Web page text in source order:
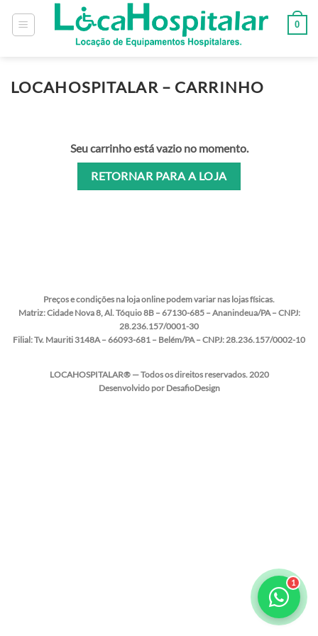
0
LOCAHOSPITALAR – CARRINHO
Seu carrinho está vazio no momento.
RETORNAR PARA A LOJA
Preços e condições na loja online podem variar nas lojas físicas.
Matriz:Cidade Nova 8, Al. Tóquio 8B – 67130-685 – Ananindeua/PA – CNPJ:
28.236.157/0001-30
Filial:Tv. Mauriti 3148A – 66093-681 – Belém/PA – CNPJ: 28.236.157/0002-10
LOCAHOSPITALAR® — Todos os direitos reservados. 2020
Desenvolvido por DesafioDesign